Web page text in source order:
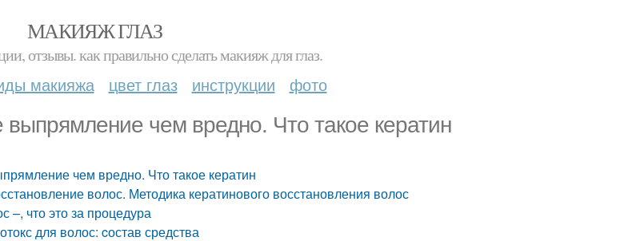
МАКИЯЖ ГЛАЗ
отзывы. как правильно сделать макияж для глаз.
макияжа цвет глаз инструкции фото
выпрямление чем вредно. Что такое кератин
чем вредно. Что такое кератин
волос. Методика кератинового восстановления волос
–, что это за процедура
для волос: cостав средства